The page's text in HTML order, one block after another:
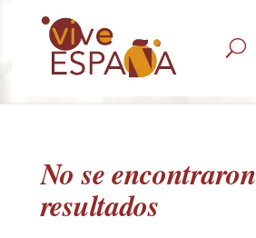
U
No se encontraron
resultados